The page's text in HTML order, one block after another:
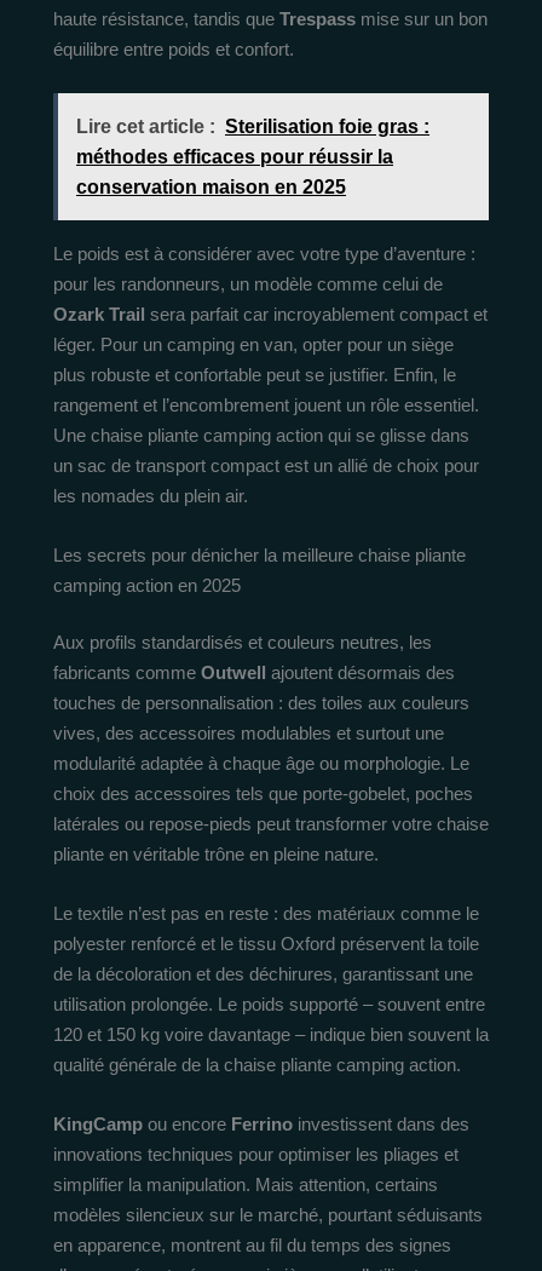
haute résistance, tandis que Trespass mise sur un bon
équilibre entre poids et confort.
Lire cet article : Sterilisation foie gras :
méthodes efficaces pour réussir la
conservation maison en 2025
Le poids est à considérer avec votre type d’aventure :
pour les randonneurs, un modèle comme celui de
Ozark Trail sera parfait car incroyablement compact et
léger. Pour un camping en van, opter pour un siège
plus robuste et confortable peut se justifier. Enfin, le
rangement et l’encombrement jouent un rôle essentiel.
Une chaise pliante camping action qui se glisse dans
un sac de transport compact est un allié de choix pour
les nomades du plein air.
Les secrets pour dénicher la meilleure chaise pliante
camping action en 2025
Aux profils standardisés et couleurs neutres, les
fabricants comme Outwell
ajoutent désormais des
touches de personnalisation : des toiles aux couleurs
vives, des accessoires modulables et surtout une
modularité adaptée à chaque âge ou morphologie. Le
choix des accessoires tels que porte-gobelet, poches
latérales ou repose-pieds peut transformer votre chaise
pliante en véritable trône en pleine nature.
Le textile n’est pas en reste : des matériaux comme le
polyester renforcé et le tissu Oxford préservent la toile
de la décoloration et des déchirures, garantissant une
utilisation prolongée. Le poids supporté – souvent entre
120 et 150 kg voire davantage – indique bien souvent la
qualité générale de la chaise pliante camping action.
KingCamp ou encore Ferrino investissent dans des
innovations techniques pour optimiser les pliages et
simplifier la manipulation. Mais attention, certains
modèles silencieux sur le marché, pourtant séduisants
en apparence, montrent au fil du temps des signes